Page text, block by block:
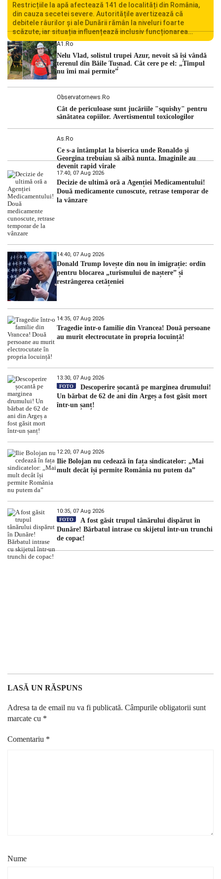
Restricțiile la apă afectează 141 de localități din România,
din cauza secetei severe. Autoritățile avertizează că
debitele râurilor și ale Dunării rămân la niveluri foarte
scăzute, iar situația influențează inclusiv funcționarea
Centralei Nucleare de la Cernavodă. România se confruntă
cu una dintre cele mai dificile perioade din punct de vedere
hidrologic din ultimii ani. Lipsa […]
A1.ro
Nelu Vlad, solistul trupei Azur, nevoit să își vândă
terenul din Băile Tușnad. Cât cere pe el: „Timpul
nu îmi mai permite”
Observatornews.ro
Cât de periculoase sunt jucăriile "squishy" pentru
sănătatea copiilor. Avertismentul toxicologilor
As.ro
Ce s-a întâmplat la biserica unde Ronaldo şi
Georgina trebuiau să aibă nunta. Imaginile au
devenit rapid virale
17:40, 07 Aug 2026
Decizie de ultimă oră a Agenției Medicamentului!
Două medicamente cunoscute, retrase temporar de
la vânzare
14:40, 07 Aug 2026
Donald Trump lovește din nou în imigrație: ordin
pentru blocarea „turismului de naștere” și
restrângerea cetățeniei
14:35, 07 Aug 2026
Tragedie într-o familie din Vrancea! Două persoane
au murit electrocutate în propria locuință!
13:30, 07 Aug 2026
FOTO
Descoperire șocantă pe marginea drumului!
Un bărbat de 62 de ani din Argeș a fost găsit mort
într-un șanț!
12:20, 07 Aug 2026
Ilie Bolojan nu cedează în fața sindicatelor: „Mai
mult decât își permite România nu putem da”
10:35, 07 Aug 2026
FOTO
A fost găsit trupul tânărului dispărut în
Dunăre! Bărbatul intrase cu skijetul într-un trunchi
de copac!
LASĂ UN RĂSPUNS
Adresa ta de email nu va fi publicată. Câmpurile obligatorii sunt
marcate cu *
Comentariu *
Nume